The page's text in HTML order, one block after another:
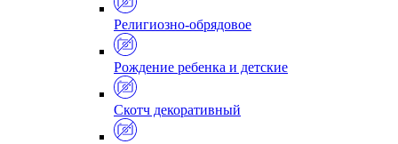
Религиозно-обрядовое
Рождение ребенка и детские
Скотч декоративный